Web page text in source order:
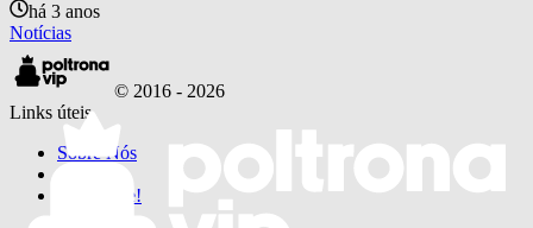
há 3 anos
Notícias
© 2016 - 2026
Links úteis
Sobre Nós
·
Faça Parte!